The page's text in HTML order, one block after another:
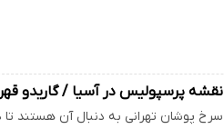
نقشه پرسپولیس در آسیا / گاریدو
سرخ پوشان تهرانی به دنبال آن هستند